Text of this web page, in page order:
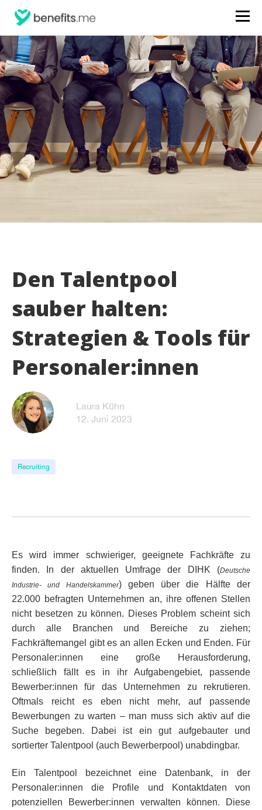
Den Talentpool
sauber halten:
Strategien & Tools für
Personaler:innen
Laura Kühn
12. Juni 2023
Recruiting
Es wird immer schwieriger, geeignete Fachkräfte zu
finden. In der aktuellen Umfrage der DIHK (Deutsche
Industrie- und Handelskammer) geben über die Hälfte der
22.000 befragten Unternehmen an, ihre offenen Stellen
nicht besetzen zu können. Dieses Problem scheint sich
durch alle Branchen und Bereiche zu ziehen;
Fachkräftemangel gibt es an allen Ecken und Enden. Für
Personaler:innen eine große Herausforderung,
schließlich fällt es in ihr Aufgabengebiet, passende
Bewerber:innen für das Unternehmen zu rekrutieren.
Oftmals reicht es eben nicht mehr, auf passende
Bewerbungen zu warten – man muss sich aktiv auf die
Suche begeben. Dabei ist ein gut aufgebauter und
sortierter Talentpool (auch Bewerberpool) unabdingbar.
Ein Talentpool bezeichnet eine Datenbank, in der
Personaler:innen die Profile und Kontaktdaten von
potenziellen Bewerber:innen verwalten können. Diese